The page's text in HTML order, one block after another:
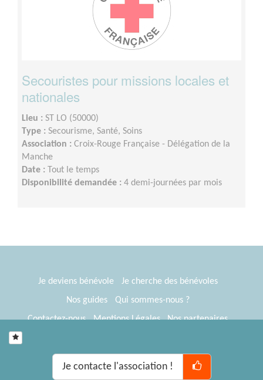
Secouristes pour missions locales et
nationales
Lieu : ST LO (50000)
Type : Secourisme, Santé, Soins
Association : Croix-Rouge Française - Délégation de la
Manche
Date : Tout le temps
Disponibilité demandée : 4 demi-journées par mois
Je contacte l'association !
Je deviens bénévole
Je cherche des bénévoles
Nos guides
Qui sommes-nous ?
Contactez-nous
Mentions Légales
Nos partenaires
® Tous Bénévoles 2012-2026
Webkast